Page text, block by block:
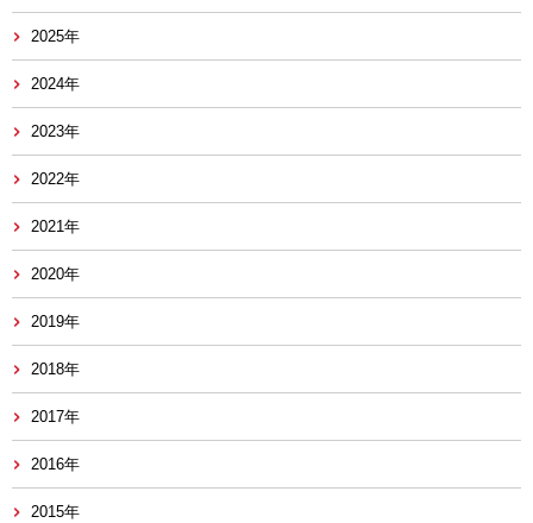
2025年
2024年
2023年
2022年
2021年
2020年
2019年
2018年
2017年
2016年
2015年